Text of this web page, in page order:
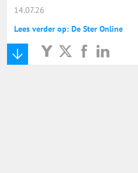
14.07.26
Lees verder op: De Ster Online